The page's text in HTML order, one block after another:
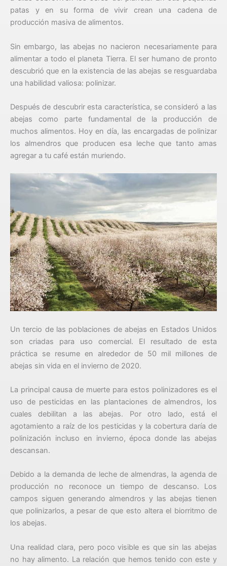
patas y en su forma de vivir crean una cadena de
producción masiva de alimentos.
Sin embargo, las abejas no nacieron necesariamente para
alimentar a todo el planeta Tierra. El ser humano de pronto
descubrió que en la existencia de las abejas se resguardaba
una habilidad valiosa: polinizar.
Después de descubrir esta característica, se consideró a las
abejas como parte fundamental de la producción de
muchos alimentos. Hoy en día, las encargadas de polinizar
los almendros que producen esa leche que tanto amas
agregar a tu café están muriendo.
Un tercio de las poblaciones de abejas en Estados Unidos
son criadas para uso comercial. El resultado de esta
práctica se resume en alrededor de 50 mil millones de
abejas sin vida en el invierno de 2020.
La principal causa de muerte para estos polinizadores es el
uso de pesticidas en las plantaciones de almendros, los
cuales debilitan a las abejas. Por otro lado, está el
agotamiento a raíz de los pesticidas y la cobertura daría de
polinización incluso en invierno, época donde las abejas
descansan.
Debido a la demanda de leche de almendras, la agenda de
producción no reconoce un tiempo de descanso. Los
campos siguen generando almendros y las abejas tienen
que polinizarlos, a pesar de que esto altera el biorritmo de
los abejas.
Una realidad clara, pero poco visible es que sin las abejas
no hay alimento. La relación que hemos tenido con este y